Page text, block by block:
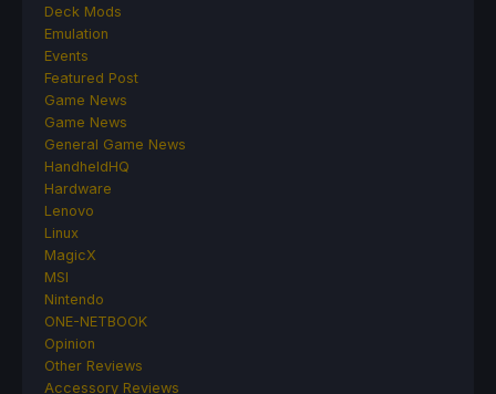
Deck Mods
Emulation
Events
Featured Post
Game News
Game News
General Game News
HandheldHQ
Hardware
Lenovo
Linux
MagicX
MSI
Nintendo
ONE-NETBOOK
Opinion
Other Reviews
Accessory Reviews